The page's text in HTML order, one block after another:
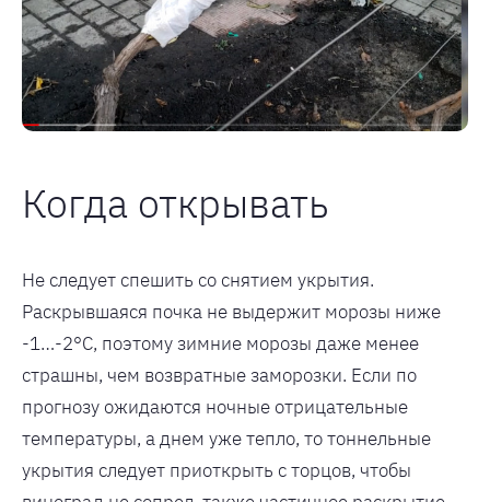
Когда открывать
Не следует спешить со снятием укрытия.
Раскрывшаяся почка не выдержит морозы ниже
-1…-2°С, поэтому зимние морозы даже менее
страшны, чем возвратные заморозки. Если по
прогнозу ожидаются ночные отрицательные
температуры, а днем уже тепло, то тоннельные
укрытия следует приоткрыть с торцов, чтобы